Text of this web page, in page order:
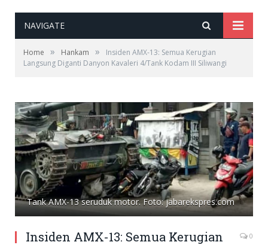
NAVIGATE
Home » Hankam »
Insiden AMX-13: Semua Kerugian
Langsung Diganti Danyon Kavaleri 4/Tank Kodam III Siliwangi
Tank AMX-13 seruduk motor. Foto: jabarekspres.com
Insiden AMX-13: Semua Kerugian
0